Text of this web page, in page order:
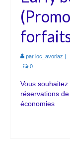
par loc_avoriaz |
0
Vous
réservations
économies